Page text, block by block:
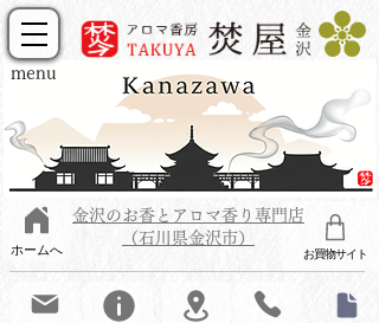
menu
ホームへ お買物サイト
金沢のお香とアロマ香り専門店
（石川県金沢市）